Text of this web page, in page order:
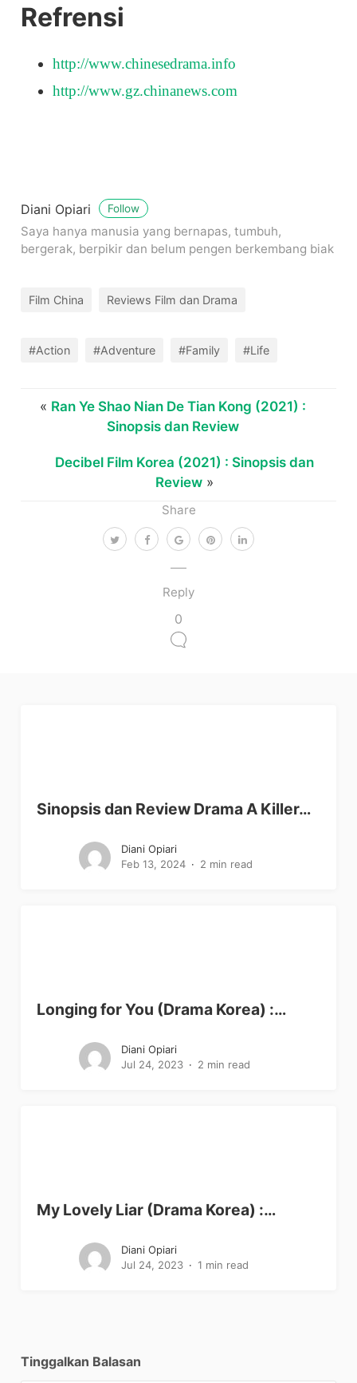
Share
Reply
0
Refrensi
http://www.chinesedrama.info
http://www.gz.chinanews.com
Diani Opiari Follow
Saya hanya manusia yang bernapas, tumbuh,
bergerak, berpikir dan belum pengen berkembang biak
Film China Reviews Film dan Drama
#Action #Adventure #Family #Life
« Ran Ye Shao Nian De Tian Kong (2021) :
Sinopsis dan Review
Decibel Film Korea (2021) : Sinopsis dan
Review »
Sinopsis dan Review Drama A Killer…
Diani Opiari
Feb 13, 2024
2 min read
Longing for You (Drama Korea) :…
Diani Opiari
Jul 24, 2023
2 min read
My Lovely Liar (Drama Korea) :…
Diani Opiari
Jul 24, 2023
1 min read
Tinggalkan Balasan